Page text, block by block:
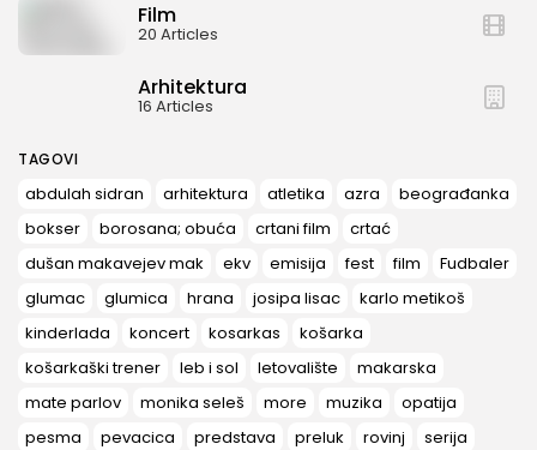
Film
20 Articles
Arhitektura
16 Articles
TAGOVI
abdulah sidran arhitektura atletika azra
beograđanka
bokser
borosana; obuća crtani film
crtać
dušan makavejev mak
ekv emisija fest film
Fudbaler
glumac
glumica hrana josipa lisac
karlo metikoš
kinderlada
koncert kosarkas
košarka
košarkaški trener
leb i sol letovalište
makarska
mate parlov
monika seleš more muzika
opatija
pesma
pevacica predstava preluk rovinj
serija